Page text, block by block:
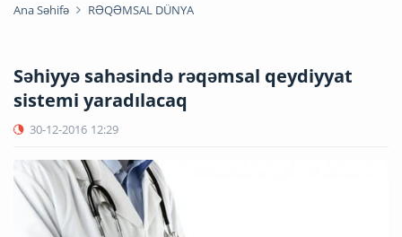
Ana Səhifə RƏQƏMSAL DÜNYA
Səhiyyə sahəsində rəqəmsal qeydiyyat
sistemi yaradılacaq
30-12-2016 12:29